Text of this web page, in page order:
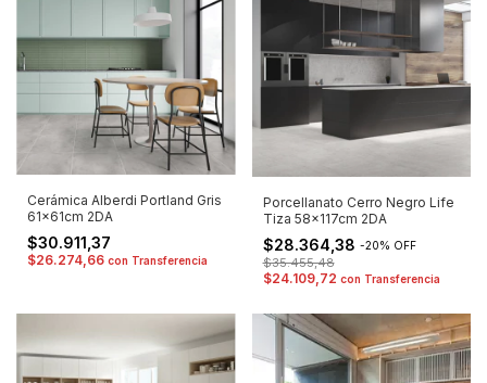
Cerámica Alberdi Portland Gris
61x61cm 2DA
$30.911,37
$26.274,66 con Transferencia
Porcellanato Cerro Negro Life
Tiza 58x117cm 2DA
$28.364,38 -20% OFF
$35.455,48
$24.109,72 con Transferencia